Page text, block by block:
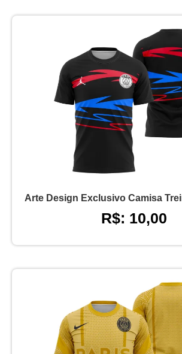
Arte Design Exclusivo Camisa
R$: 10,00